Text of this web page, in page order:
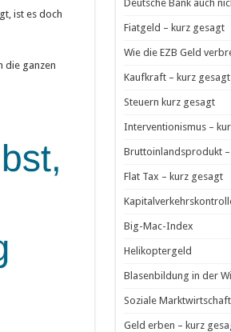
ist es doch
die ganzen
Deutsche Bank auch
Fiatgeld – kurz gesagt
Wie die EZB Geld
Kaufkraft – kurz gesagt
Steuern kurz gesagt
Interventionismus –
Bruttoinlandsprodukt
Flat Tax – kurz gesagt
Big-Mac-Index
Helikoptergeld
Blasenbildung in der
Soziale
Geld erben – kurz